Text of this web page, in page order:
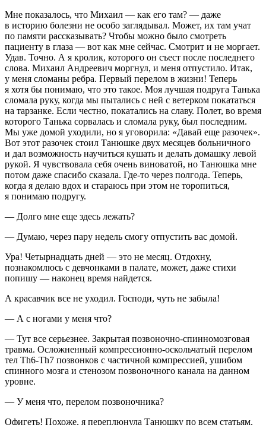
Мне показалось, что Михаил — как его там? — даже
в историю болезни не особо заглядывал. Может, их там учат
по памяти рассказывать? Чтобы можно было смотреть
пациенту в глаза — вот как мне сейчас. Смотрит и не моргает.
Удав. Точно. А я кролик, которого он съест после последнего
слова. Михаил Андреевич моргнул, и меня отпустило. Итак,
у меня сломаны ребра. Первый перелом в жизни! Теперь
я хотя бы понимаю, что это такое. Моя лучшая подруга Танька
сломала руку, когда мы пытались с ней с ветерком покататься
на тарзанке. Если честно, покатались на славу. Полет, во время
которого Танька сорвалась и сломала руку, был последним.
Мы уже домой уходили, но я уговорила: «Давай еще разочек».
Вот этот разочек стоил Танюшке двух месяцев больничного
и дал возможность научиться кушать и делать домашку левой
рукой. Я чувствовала себя очень виноватой, но Танюшка мне
потом даже спасибо сказала. Где-то через полгода. Теперь,
когда я делаю вдох и стараюсь при этом не торопиться,
я понимаю подругу.
— Долго мне еще здесь лежать?
— Думаю, через пару недель смогу отпустить вас домой.
Ура! Четырнадцать дней — это не месяц. Отдохну,
познакомлюсь с девчонками в палате, может, даже стихи
попишу — наконец время найдется.
А красавчик все не уходил. Господи, чуть не забыла!
— А с ногами у меня что?
— Тут все серьезнее. Закрытая позвоночно-спинномозговая
травма. Осложненный компрессионно-оскольчатый перелом
тел Th6-Th7 позвонков с частичной компрессией, ушибом
спинного мозга и стенозом позвоночного канала на данном
уровне.
— У меня что, перелом позвоночника?
Офигеть! Похоже, я переплюнула Танюшку по всем статьям.